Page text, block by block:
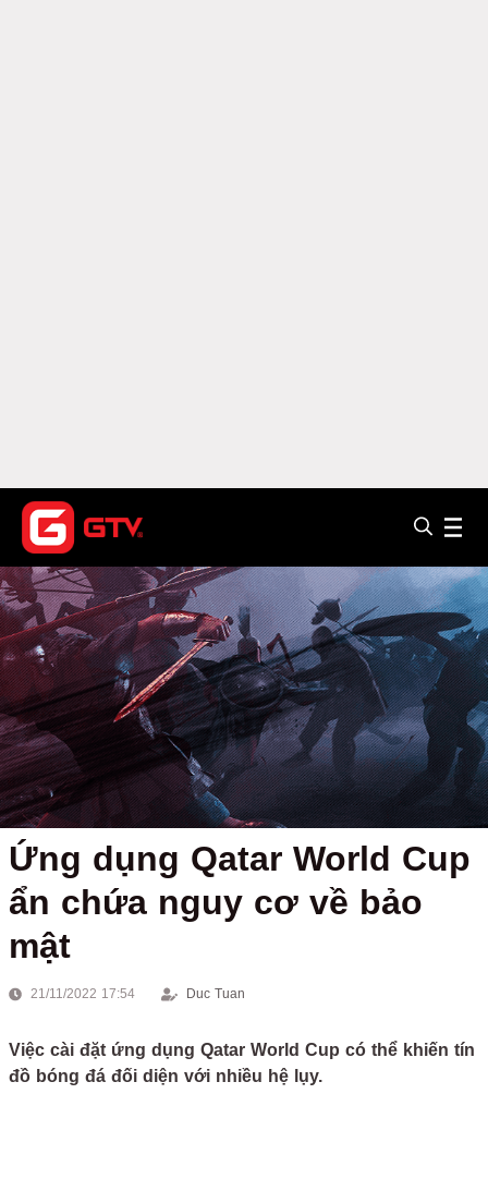
Ứng dụng Qatar World Cup
ẩn chứa nguy cơ về bảo
mật
21/11/2022 17:54 Duc Tuan
Việc cài đặt ứng dụng Qatar World Cup có thể khiến tín
đồ bóng đá đối diện với nhiều hệ lụy.